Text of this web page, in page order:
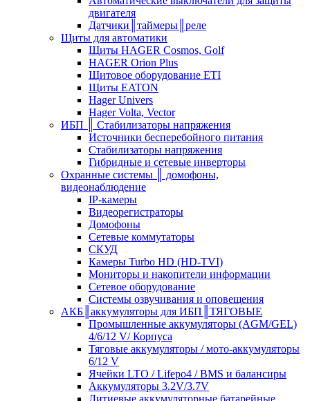
двигателя
Датчики║таймеры║реле
Щиты для автоматики
Щиты HAGER Cosmos, Golf
HAGER Orion Plus
Щитовое оборудование ETI
Щиты EATON
Hager Univers
Hager Volta, Vector
ИБП ║ Стабилизаторы напряжения
Источники бесперебойного питания
Стабилизаторы напряжения
Гибридные и сетевые инверторы
Охранные системы ║ домофоны,
видеонаблюдение
IP-камеры
Видеорегистраторы
Домофоны
Сетевые коммутаторы
СКУД
Камеры Turbo HD (HD-TVI)
Мониторы и накопители информации
Сетевое оборудование
Системы озвучивания и оповещения
АКБ║аккумуляторы для ИБП║ТЯГОВЫЕ
Промышленные аккумуляторы (AGM/GEL)
4/6/12 V/ Корпуса
Тяговые аккумуляторы / мото-аккумуляторы
6/12 V
Ячейки LTO / Lifepo4 / BMS и балансиры
Аккумуляторы 3.2V/3.7V